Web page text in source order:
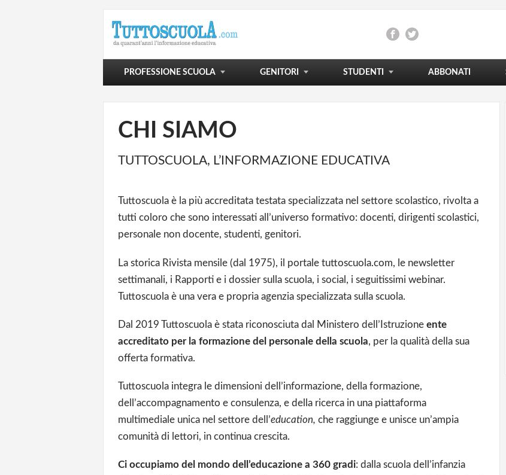
PROFESSIONE SCUOLA
POLITICA SCOLASTICA
FORMAZIONE E
AGGIORNAMENTO
MOSTRA TUTTO
GENITORI
VIVERE LA SCUOLA LE VOSTRE ESPERIENZE
MOSTRA TUTTO
STUDENTI
SCUOLA E OLTRE OLTRE L'UNIVERSITÀ
MOSTRA TUTTOABBONATI
RICERCA AVANZATA
CHI SIAMO
TUTTOSCUOLA, L’INFORMAZIONE EDUCATIVA
Tuttoscuola è la più accreditata testata specializzata nel settore scolastico, rivolta a
tutti coloro che sono interessati all’universo formativo: docenti, dirigenti scolastici,
personale non docente, studenti, genitori.
La storica Rivista mensile (dal 1975), il portale tuttoscuola.com, le newsletter
settimanali, i Rapporti e i dossier sulla scuola, i social, i seguitissimi webinar.
Tuttoscuola è una vera e propria agenzia specializzata sulla scuola.
Dal 2019 Tuttoscuola è stata riconosciuta dal Ministero dell’Istruzione ente
accreditato per la formazione del personale della scuola, per la qualità della sua
offerta formativa.
Tuttoscuola integra le dimensioni dell’informazione, della formazione,
dell’accompagnamento e consulenza, e della ricerca in una piattaforma
multimediale unica nel settore dell’education, che raggiunge e unisce un’ampia
comunità di lettori, in continua crescita.
Ci occupiamo del mondo dell’educazione a 360 gradi: dalla scuola dell’infanzia